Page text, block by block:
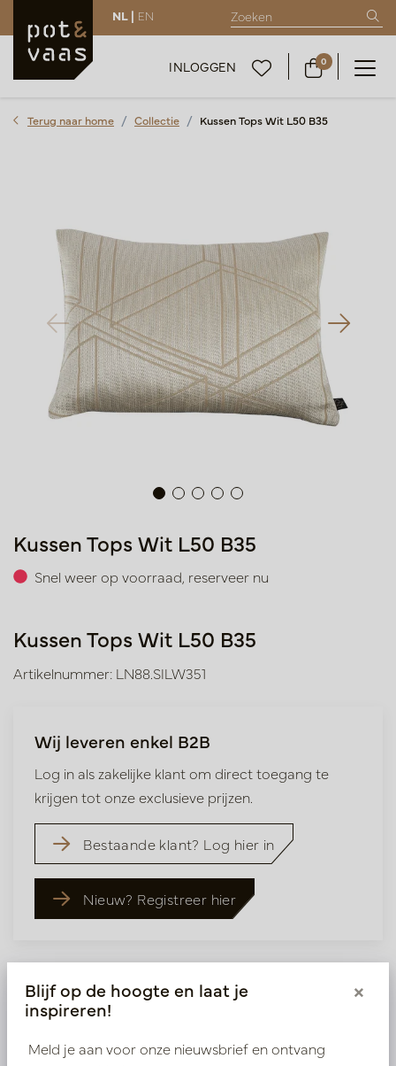
NL | EN
INLOGGEN 0
Terug naar home Collectie Kussen Tops Wit L50 B35
Kussen Tops Wit L50 B35
Snel weer op voorraad, reserveer nu
Kussen Tops Wit L50 B35
Artikelnummer: LN88.SILW351
Wij leveren enkel B2B
Log in als zakelijke klant om direct toegang te
krijgen tot onze exclusieve prijzen.
Bestaande klant? Log hier in
Nieuw? Registreer hier
Vergelijkbare producten
Blijf op de hoogte en laat je
inspireren!
×
Meld je aan voor onze nieuwsbrief en ontvang